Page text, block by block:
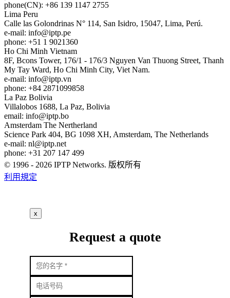
phone(CN): +86 139 1147 2755
Lima Peru
Calle las Golondrinas N° 114, San Isidro, 15047, Lima, Perú.
e-mail: info
iptp.pe
phone: +51 1 9021360
Ho Chi Minh Vietnam
8F, Bcons Tower, 176/1 - 176/3 Nguyen Van Thuong Street, Thanh
My Tay Ward, Ho Chi Minh City, Viet Nam.
e-mail: info
iptp.vn
phone: +84 2871099858
La Paz Bolivia
Villalobos 1688, La Paz, Bolivia
email: info
iptp.bo
Amsterdam The Nertherland
Science Park 404, BG 1098 XH, Amsterdam, The Netherlands
e-mail: nl
iptp.net
phone: +31 207 147 499
© 1996 - 2026 IPTP Networks. 版权所有
利用規定
x
Request a quote